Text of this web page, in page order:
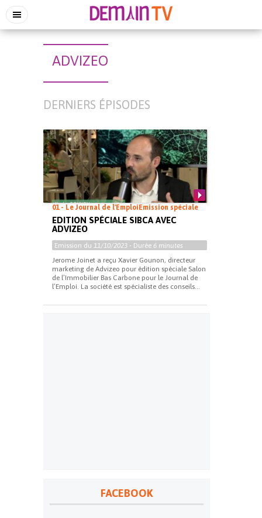
ADVIZEO
DERNIERS ÉPISODES
01 - Le Journal de l'Emploi Emission spéciale
EDITION SPÉCIALE SIBCA AVEC
ADVIZEO
Emission du 11/10/2023 - Durée 6 minutes
Jerome Joinet a reçu Xavier Gounon, directeur
marketing de Advizeo pour édition spéciale Salon
de l’Immobilier Bas Carbone pour le Journal de
l’Emploi. La société est spécialiste des conseils...
FACEBOOK